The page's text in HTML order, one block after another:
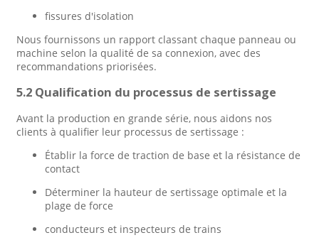
fissures d'isolation
Nous fournissons un rapport classant chaque panneau ou
machine selon la qualité de sa connexion, avec des
recommandations priorisées.
5.2 Qualification du processus de sertissage
Avant la production en grande série, nous aidons nos
clients à qualifier leur processus de sertissage :
Établir la force de traction de base et la résistance de
contact
Déterminer la hauteur de sertissage optimale et la
plage de force
conducteurs et inspecteurs de trains